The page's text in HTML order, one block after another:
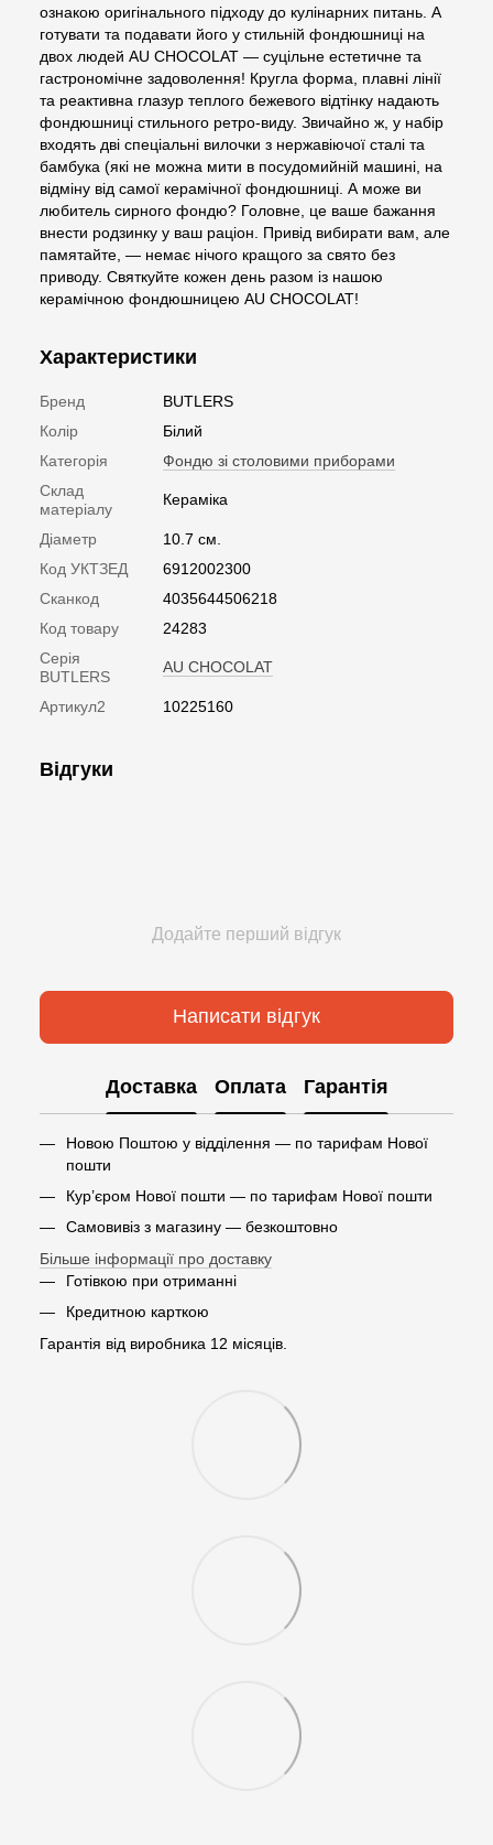
ознакою оригінального підходу до кулінарних питань. А
готувати та подавати його у стильній фондюшниці на
двох людей AU CHOCOLAT — суцільне естетичне та
гастрономічне задоволення! Кругла форма, плавні лінії
та реактивна глазур теплого бежевого відтінку надають
фондюшниці стильного ретро-виду. Звичайно ж, у набір
входять дві спеціальні вилочки з нержавіючої сталі та
бамбука (які не можна мити в посудомийній машині, на
відміну від самої керамічної фондюшниці. А може ви
любитель сирного фондю? Головне, це ваше бажання
внести родзинку у ваш раціон. Привід вибирати вам, але
памятайте, — немає нічого кращого за свято без
приводу. Святкуйте кожен день разом із нашою
керамічною фондюшницею AU CHOCOLAT!
Характеристики
Бренд
BUTLERS
Колір
Білий
Категорія
Фондю зі столовими приборами
Склад
матеріалу
Кераміка
Діаметр
10.7 см.
Код УКТЗЕД
6912002300
Сканкод
4035644506218
Код товару
24283
Серія
BUTLERS
AU CHOCOLAT
Артикул2 10225160
Відгуки
Додайте перший відгук
Написати відгук
Доставка Оплата Гарантія
Новою Поштою у відділення — по тарифам Нової
пошти
Кур’єром Нової пошти — по тарифам Нової пошти
Самовивіз з магазину — безкоштовно
Більше інформації про доставку
Готівкою при отриманні
Кредитною карткою
Гарантія від виробника 12 місяців.